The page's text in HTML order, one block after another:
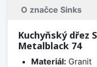
O značce Sinks
Kuchyňský dřez
Metalblack 74
Materiál: Granit